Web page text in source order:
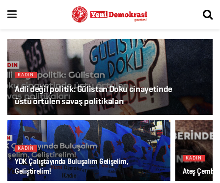
KADIN
Adli değil politik: Gülistan Doku cinayetinde
üstü örtülen savaş politikaları
KADIN
YDK Çalıştayında Buluşalım Gelişelim,
Geliştirelim!
KADIN
Ateş